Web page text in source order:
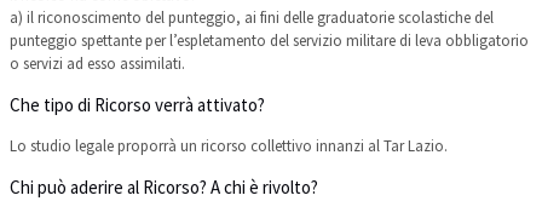
a) il riconoscimento del punteggio, ai fini delle graduatorie scolastiche del
punteggio spettante per l’espletamento del servizio militare di leva obbligatorio
o servizi ad esso assimilati.
Che tipo di Ricorso verrà attivato?
Lo studio legale proporrà un ricorso collettivo innanzi al Tar Lazio.
Chi può aderire al Ricorso? A chi è rivolto?